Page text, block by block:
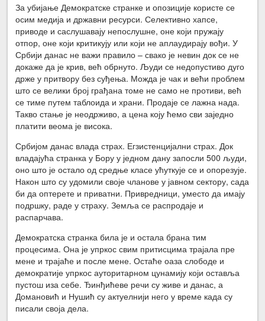
За убијање Демократске странке и опозиције користе се
осим медија и државни ресурси. Селективно хапсе,
приводе и саслушавају непослушне, оне који пружају
отпор, оне који критикују или који не аплаудирају вођи. У
Србији данас не важи правило – свако је невин док се не
докаже да је крив, већ обрнуто. Људи се недопустиво дуго
држе у притвору без суђења. Можда је чак и већи проблем
што се велики број грађана томе не само не противи, већ
се тиме путем таблоида и храни. Продаје се лажна нада.
Такво стање је неодрживо, а цена коју ћемо сви заједно
платити веома је висока.
Србијом данас влада страх. Егзистенцијални страх. Док
владајућа странка у Бору у једном дану запосли 500 људи,
оно што је остало од средње класе ућуткује се и опорезује.
Након што су удомили своје чланове у јавном сектору, сада
би да оптерете и приватни. Привредници, уместо да имају
подршку, раде у страху. Земља се распродаје и
распарчава.
Демократска странка била је и остала брана тим
процесима. Она је упркос свим притисцима трајала пре
мене и трајаће и после мене. Остаће оаза слободе и
демократије упркос ауторитарном цунамију који оставља
пустош иза себе. Ђинђићеве речи су живе и данас, а
Домановић и Нушић су актуелнији него у време када су
писали своја дела.